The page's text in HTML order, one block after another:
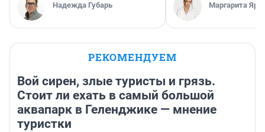
Надежда Губарь Маргарита
РЕКОМЕНДУЕМ
Вой сирен, злые туристы и грязь.
Стоит ли ехать в самый большой
аквапарк в Геленджике — мнение
туристки